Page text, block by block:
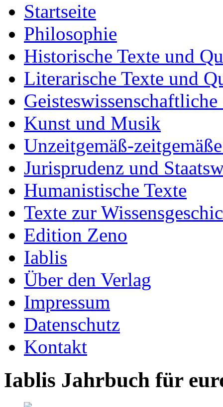
Startseite
Philosophie
Historische Texte und
Literarische Texte und
Kunst und Musik
Unzeitgemäß-
Jurisprudenz und
Humanistische Texte
Texte zur
Edition Zeno
Iablis
Über den Verlag
Impressum
Datenschutz
Kontakt
Iablis Jahrbuch für